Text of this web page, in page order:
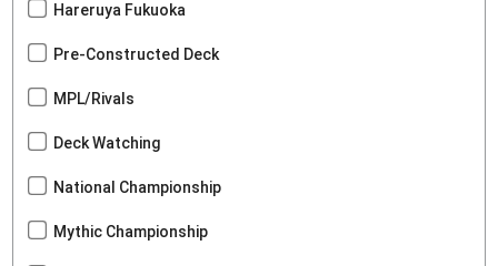
Hareruya Fukuoka
Pre-Constructed Deck
MPL/Rivals
Deck Watching
National Championship
Mythic Championship